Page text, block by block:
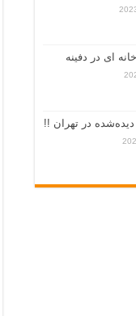
ای در دفینه
دیده‌شده در تهران !!